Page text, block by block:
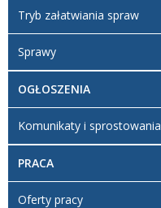
Tryb załatwiania spraw
Sprawy
OGŁOSZENIA
Komunikaty i sprostowania
PRACA
Oferty pracy